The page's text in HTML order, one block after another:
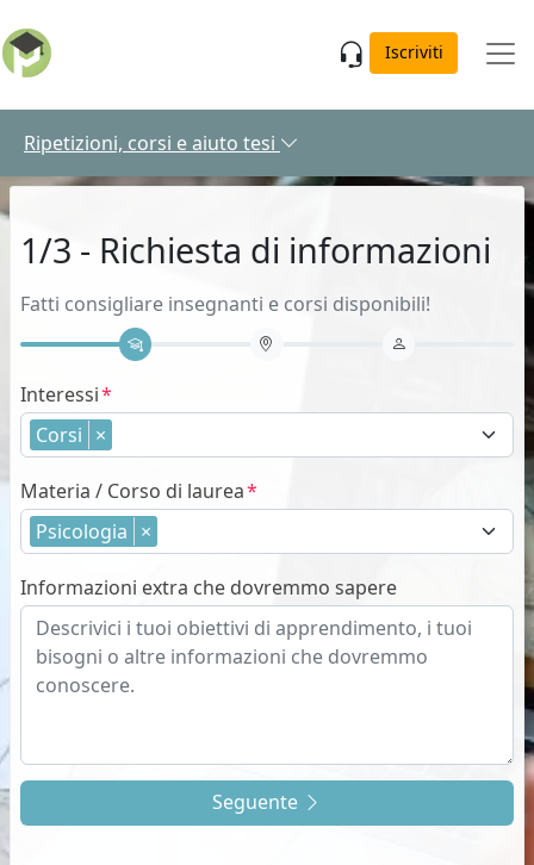
Iscriviti
Ripetizioni, corsi e aiuto tesi
1/3 - Richiesta di informazioni
Fatti consigliare insegnanti e corsi disponibili!
Interessi
Corsi ×
Materia / Corso di laurea
Psicologia ×
Informazioni extra che dovremmo sapere
Seguente